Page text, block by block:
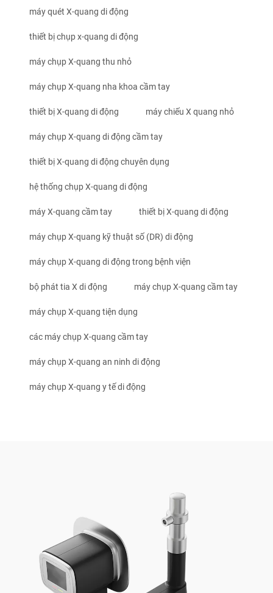
máy quét X-quang di động
thiết bị chụp x-quang di động
máy chụp X-quang thu nhỏ
máy chụp X-quang nha khoa cầm tay
thiết bị X-quang di động máy chiếu X quang nhỏ
máy chụp X-quang di động cầm tay
thiết bị X-quang di động chuyên dụng
hệ thống chụp X-quang di động
máy X-quang cầm tay thiết bị X-quang di động
máy chụp X-quang kỹ thuật số (DR) di động
máy chụp X-quang di động trong bệnh viện
bộ phát tia X di động máy chụp X-quang cầm tay
máy chụp X-quang tiện dụng
các máy chụp X-quang cầm tay
máy chụp X-quang an ninh di động
máy chụp X-quang y tế di động